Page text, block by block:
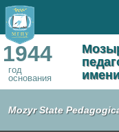
1944
год
основания
Mozyr State